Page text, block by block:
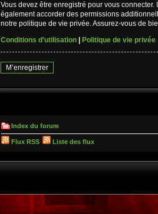
Vous devez être enregistré pour vous
également accorder des permissions
notre politique de vie privée. Assurez-vous de
Conditions d’utilisation
Politique de vie privée
M’enregistrer
Index du forum
Flux RSS Liste des flux